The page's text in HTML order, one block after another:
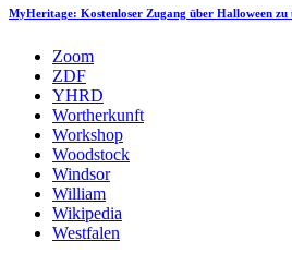
MyHeritage: Kostenloser Zugang über Halloween
Zoom
ZDF
YHRD
Wortherkunft
Workshop
Woodstock
Windsor
William
Wikipedia
Westfalen